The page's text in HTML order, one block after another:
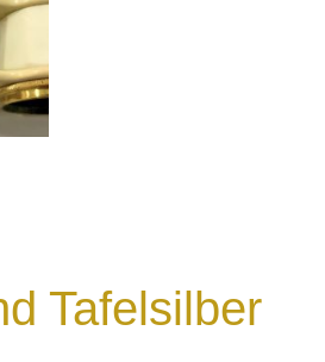
Tafelsilber